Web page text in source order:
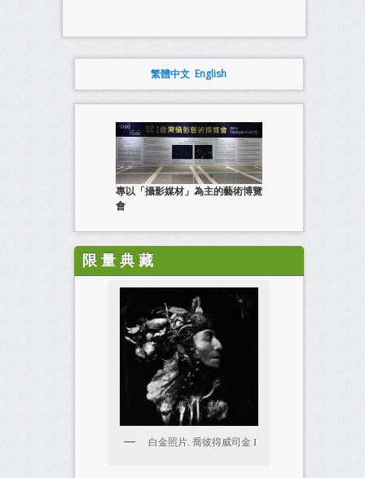
繁體中文 English
專以「攝影媒材」為主的藝術博覽
會
限 量 典 藏
白金照片. 喬彼得威司金 I